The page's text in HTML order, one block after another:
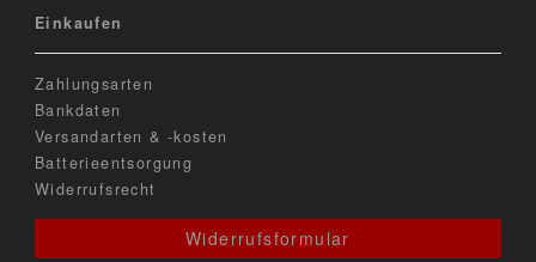
Einkaufen
Zahlungsarten
Bankdaten
Versandarten & -kosten
Batterieentsorgung
Widerrufsrecht
Widerrufsformular